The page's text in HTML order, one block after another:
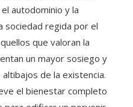
autodominio y la
sociedad regida por el
que valoran la
un mayor sosiego y
de la existencia.
el bienestar completo